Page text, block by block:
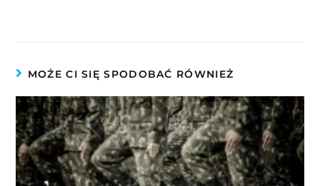
MOŻE CI SIĘ SPODOBAĆ RÓWNIEŻ